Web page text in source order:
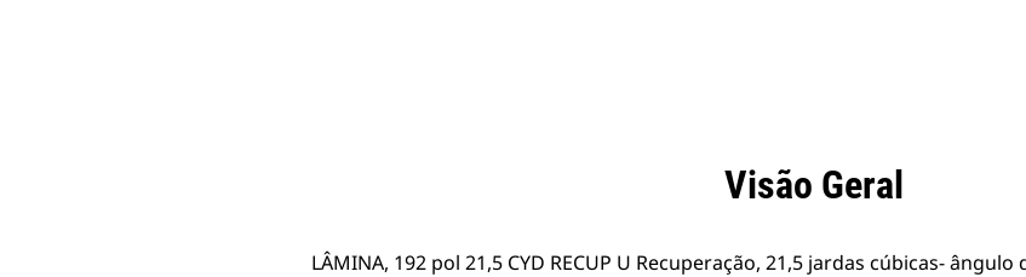
Visão Geral
LÂMINA, 192 pol 21,5 CYD RECUP U Recuperação, 21,5 jardas cúbicas-